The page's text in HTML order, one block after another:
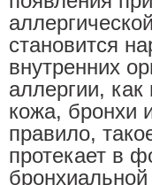
становится
внутренних
аллергии,
кожа, бронхи
правило,
протекает в